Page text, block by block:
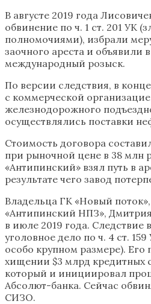
В августе 2019 года
обвинение по ч. 1 ст. 201 УК
полномочиями), избрали
заочного ареста и объявили
международный розыск.
По версии следствия, в
с коммерческой
железнодорожного
осуществлялись поставки
Стоимость договора
при рыночной цене в 38 млн
«Антипинский» взял путь в
результате чего завод
Владельца ГК «Новый
«Антипинский НПЗ»,
в июле 2019 года. Следствие
уголовное дело по ч. 4 ст.
особо крупном размере). Его
хищении $3 млрд кредитных
который и инициировал
Абсолют-банка. Сейчас
СИЗО.